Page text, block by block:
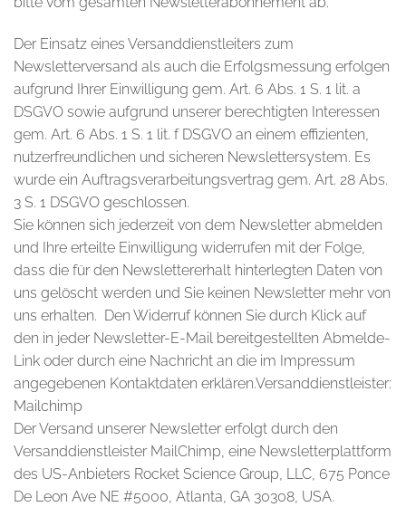
Der Einsatz eines Versanddienstleiters zum
Newsletterversand als auch die Erfolgsmessung erfolgen
aufgrund Ihrer Einwilligung gem. Art. 6 Abs. 1 S. 1 lit. a
DSGVO sowie aufgrund unserer berechtigten Interessen
gem. Art. 6 Abs. 1 S. 1 lit. f DSGVO an einem effizienten,
nutzerfreundlichen und sicheren Newslettersystem. Es
wurde ein Auftragsverarbeitungsvertrag gem. Art. 28 Abs.
3 S. 1 DSGVO geschlossen.
Sie können sich jederzeit von dem Newsletter abmelden
und Ihre erteilte Einwilligung widerrufen mit der Folge,
dass die für den Newslettererhalt hinterlegten Daten von
uns gelöscht werden und Sie keinen Newsletter mehr von
uns erhalten. Den Widerruf können Sie durch Klick auf
den in jeder Newsletter-E-Mail bereitgestellten Abmelde-
Link oder durch eine Nachricht an die im Impressum
angegebenen Kontaktdaten erklären.Versanddienstleister:
Mailchimp
Der Versand unserer Newsletter erfolgt durch den
Versanddienstleister MailChimp, eine Newsletterplattform
des US-Anbieters Rocket Science Group, LLC, 675 Ponce
De Leon Ave NE #5000, Atlanta, GA 30308, USA.